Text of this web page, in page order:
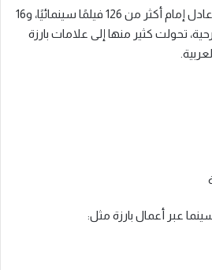
وخلال مسيرته الفنية، قدّم عادل إمام أكثر من 126 فيلمًا سينمائيًا، و16
تلفزيونيًا، و11 مسرحية، تحولت كثير منها إلى علامات بارزة
عبر أعمال بارزة مثل: